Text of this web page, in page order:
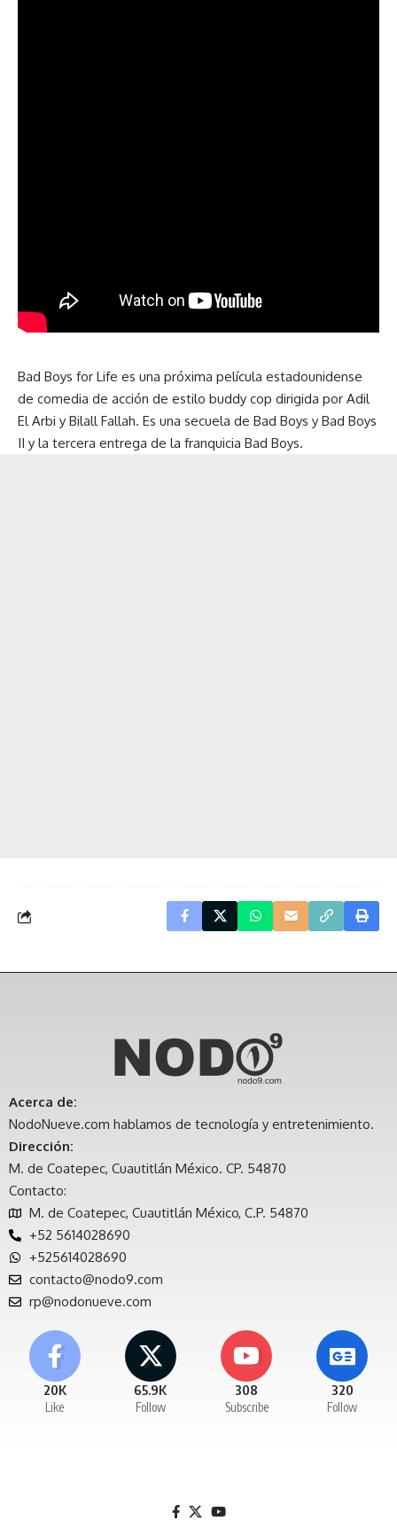
Bad Boys for Life es una próxima película estadounidense
de comedia de acción de estilo buddy cop dirigida por Adil
El Arbi y Bilall Fallah. Es una secuela de Bad Boys y Bad Boys
II y la tercera entrega de la franquicia Bad Boys.
Acerca de:
NodoNueve.com hablamos de tecnología y entretenimiento.
Dirección:
M. de Coatepec, Cuautitlán México. CP. 54870
Contacto:
M. de Coatepec, Cuautitlán México, C.P. 54870
+52 5614028690
+525614028690
contacto@nodo9.com
rp@nodonueve.com
20K
Like
65.9K
Follow
308
Subscribe
320
Follow